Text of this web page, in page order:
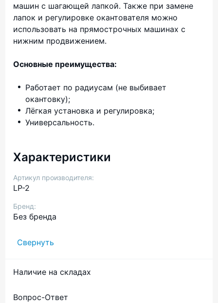
машин с шагающей лапкой. Также при замене
лапок и регулировке окантователя можно
использовать на прямострочных машинах с
нижним продвижением.
Основные преимущества:
Работает по радиусам (не выбивает
окантовку);
Лёгкая установка и регулировка;
Универсальность.
Характеристики
Артикул производителя:
LP-2
Бренд:
Без бренда
Свернуть
Наличие на складах
Вопрос-Ответ